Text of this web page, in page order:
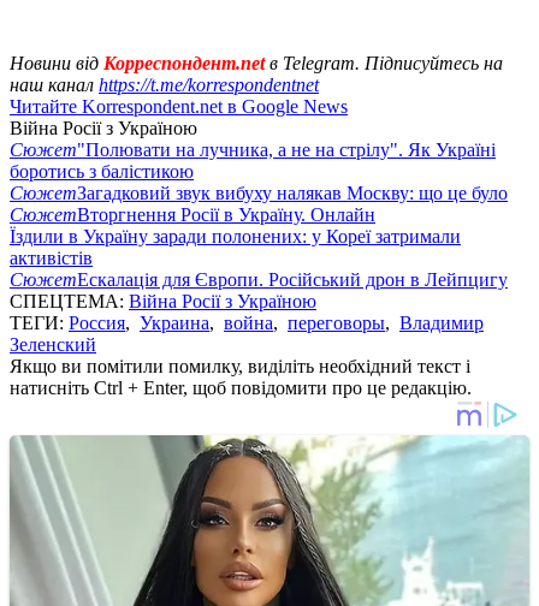
Новини від Корреспондент.netв Telegram. Підписуйтесь на
наш канал https://t.me/korrespondentnet
Читайте Korrespondent.net в Google News
Війна Росії з Україною
Сюжет"Полювати на лучника, а не на стрілу". Як Україні
боротись з балістикою
СюжетЗагадковий звук вибуху налякав Москву: що це було
СюжетВторгнення Росії в Україну. Онлайн
Їздили в Україну заради полонених: у Кореї затримали
активістів
СюжетЕскалація для Європи. Російський дрон в Лейпцигу
СПЕЦТЕМА: Війна Росії з Україною
ТЕГИ: Россия, Украина, война, переговоры, Владимир
Зеленский
Якщо ви помітили помилку, виділіть необхідний текст і
натисніть Ctrl + Enter, щоб повідомити про це редакцію.